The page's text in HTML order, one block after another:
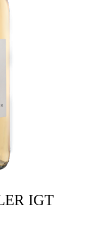
IGT